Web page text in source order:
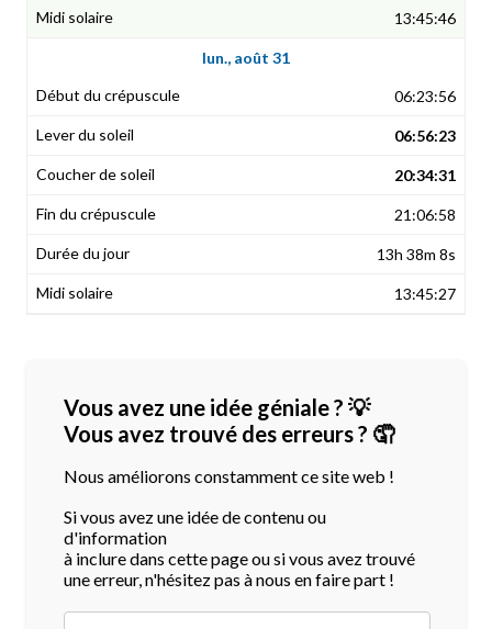
13:45:46
lun., août 31
06:23:56
06:56:23
20:34:31
21:06:58
13h 38m 8s
13:45:27
Vous avez une idée géniale ? 💡
Vous avez trouvé des erreurs ? 🤦
Nous améliorons constamment ce site web !
Si vous avez une idée de contenu ou
d'information
à inclure dans cette page ou si vous avez trouvé
une erreur, n'hésitez pas à nous en faire part !